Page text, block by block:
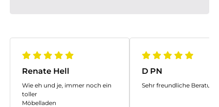
Renate Hell
Wie eh und je, immer noch ein
toller
Möbelladen
D PN
Sehr freundliche Beratung